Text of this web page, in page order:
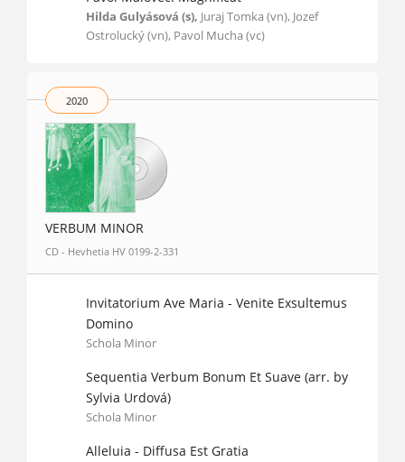
Hilda Gulyásová (s), Juraj Tomka (vn), Jozef
Ostrolucký (vn), Pavol Mucha (vc)
2020
VERBUM MINOR
CD - Hevhetia HV 0199-2-331
Invitatorium Ave Maria - Venite Exsultemus
Domino
Schola Minor
Sequentia Verbum Bonum Et Suave (arr. by
Sylvia Urdová)
Schola Minor
Alleluia - Diffusa Est Gratia